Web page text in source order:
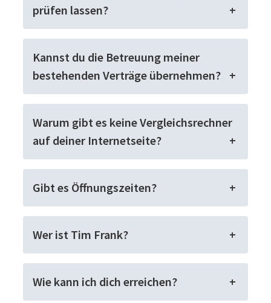
prüfen lassen?
Kannst du die Betreuung meiner
bestehenden Verträge übernehmen?
Warum gibt es keine Vergleichsrechner
auf deiner Internetseite?
Gibt es Öffnungszeiten?
Wer ist Tim Frank?
Wie kann ich dich erreichen?